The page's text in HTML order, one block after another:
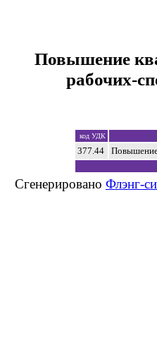
Повышение
рабочих-
код УДК
377.44 Повышение
Сгенерировано Флэнг-